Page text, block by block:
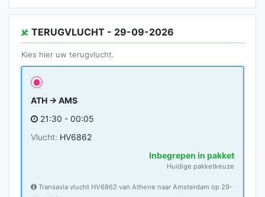
TERUGVLUCHT - 29-09-2026
Kies hier uw terugvlucht.
ATH → AMS
21:30 - 00:05
Vlucht: HV6862
Inbegrepen in pakket
Huidige pakketkeuze
Transavia vlucht HV6862 van Athene naar Amsterdam op 29-